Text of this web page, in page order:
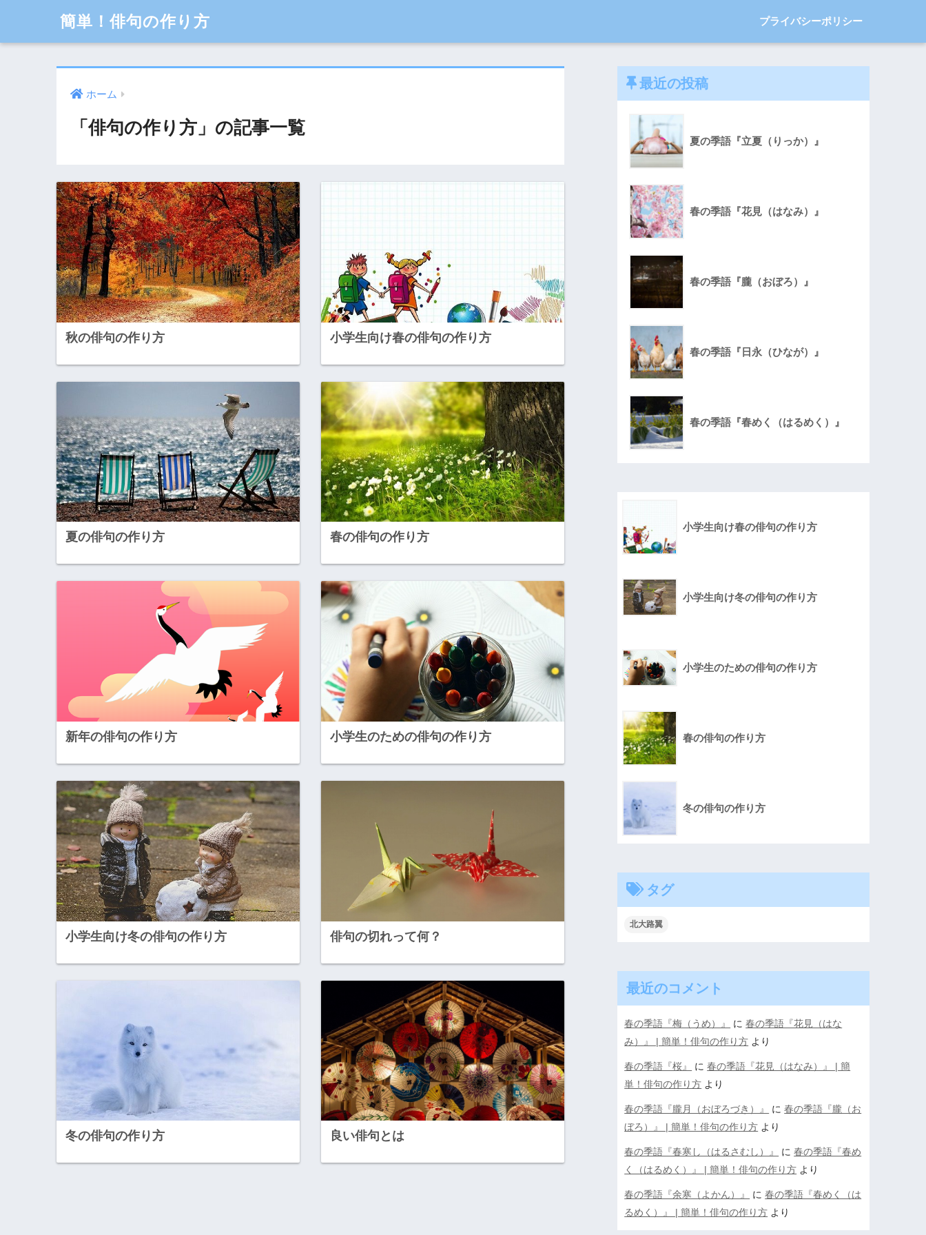
簡単！俳句の作り方 プライバシーポリシー
ホーム
「俳句の作り方」の記事一覧
秋の俳句の作り方 小学生向け春の俳句の作り方
夏の俳句の作り方 春の俳句の作り方
新年の俳句の作り方 小学生のための俳句の作り方
小学生向け冬の俳句の作り方 俳句の切れって何？
冬の俳句の作り方 良い俳句とは
最近の投稿
夏の季語『立夏（りっか）』
春の季語『花見（はなみ）』
春の季語『朧（おぼろ）』
春の季語『日永（ひなが）』
春の季語『春めく（はるめく）』
小学生向け春の俳句の作り方
小学生向け冬の俳句の作り方
小学生のための俳句の作り方
春の俳句の作り方
冬の俳句の作り方
タグ
北大路翼
最近のコメント
春の季語『梅（うめ）』 に春の季語『花見（はな
み）』 | 簡単！俳句の作り方 より
春の季語『桜』 に春の季語『花見（はなみ）』 | 簡
単！俳句の作り方 より
春の季語『朧月（おぼろづき）』 に春の季語『朧（お
ぼろ）』 | 簡単！俳句の作り方 より
春の季語『春寒し（はるさむし）』 に春の季語『春め
く（はるめく）』 | 簡単！俳句の作り方 より
春の季語『余寒（よかん）』 に春の季語『春めく（は
るめく）』 | 簡単！俳句の作り方 より